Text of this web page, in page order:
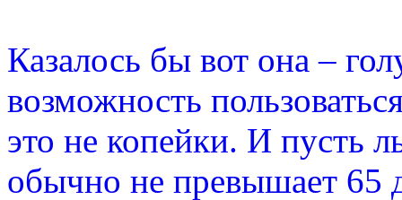
Казалось бы вот она –
возможность
это не копейки. И пусть
обычно не превышает 65